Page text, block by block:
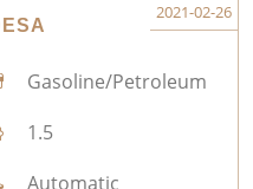
2021-02-26
Gasoline/Petroleum
1.5
Automatic